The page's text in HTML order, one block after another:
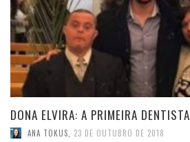
DONA ELVIRA: A PRIMEIRA DENTISTA
ANA TOKUS 23 DE OUTUBRO DE 2018